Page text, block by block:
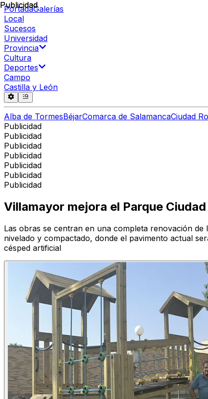
PortadaGalerías
Local
Sucesos
Universidad
Provincia
Cultura
Deportes
Campo
Castilla y León
Alba de TormesBéjarComarca de SalamancaCiudad
Publicidad
Publicidad
Publicidad
Publicidad
Publicidad
Publicidad
Publicidad
Publicidad
Villamayor mejora el Parque
Las obras se centran en una completa renovación
nivelado y compactado, donde el pavimento actual
césped artificial
Publicidad